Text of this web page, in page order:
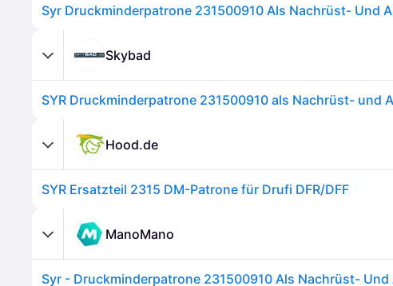
Skybad
Hood.de
SYR Ersatzteil 2315 DM-Patrone für Drufi DFR/DFF
ManoMano